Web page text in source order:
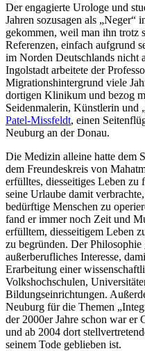
Der engagierte Urologe und
Jahren sozusagen als „Neger“
gekommen, weil man ihn trotz
Referenzen, einfach aufgrund
im Norden Deutschlands nicht
Ingolstadt arbeitete der
Migrationshintergrund viele
dortigen Klinikum und bezog
Seidenmalerin, Künstlerin und
Patel-Missfeldt, einen
Neuburg an der Donau.
Die Medizin alleine hatte dem
dem Freundeskreis von
erfülltes, diesseitiges Leben
seine Urlaube damit
bedürftige Menschen zu
fand er immer noch Zeit und
erfülltem, diesseitigem Leben
zu begründen. Der
außerberufliches Interesse,
Erarbeitung einer
Volkshochschulen,
Bildungseinrichtungen.
Neuburg für die Themen
der 2000er Jahre schon war er
und ab 2004 dort
seinem Tode geblieben ist.